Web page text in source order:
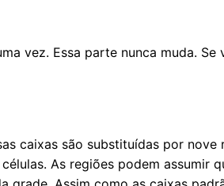
vez. Essa parte nunca muda. Se
caixas são substituídas por
As regiões podem assumir